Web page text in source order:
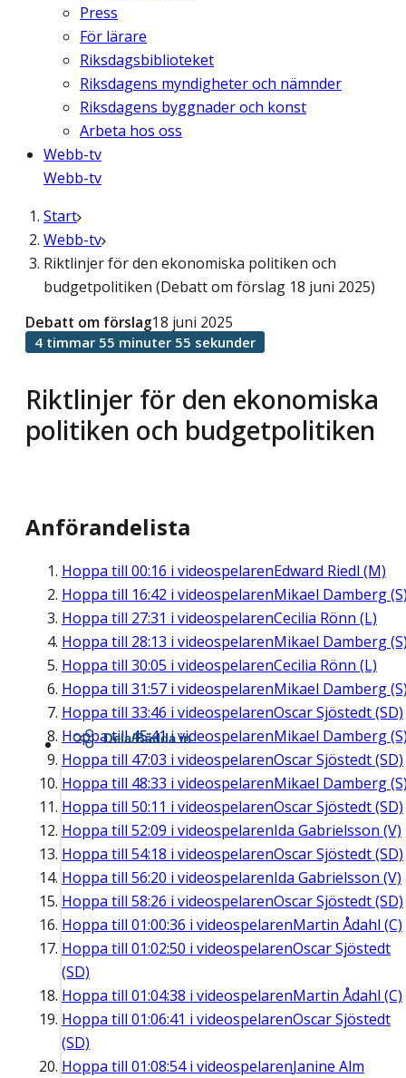
Press
För lärare
Riksdagsbiblioteket
Riksdagens myndigheter och nämnder
Riksdagens byggnader och konst
Arbeta hos oss
Webb-tv
Webb-tv
Start
Webb-tv
Riktlinjer för den ekonomiska politiken och
budgetpolitiken (Debatt om förslag 18 juni 2025)
Riktlinjer för den ekonomiska
politiken och budgetpolitiken
Debatt om förslag18 juni 2025
4 timmar 55 minuter 55 sekunder
Anförandelista
Hoppa till 00:16 i videospelarenEdward Riedl (M)
Hoppa till 16:42 i videospelarenMikael Damberg
Hoppa till 27:31 i videospelarenCecilia Rönn (L)
Hoppa till 28:13 i videospelarenMikael Damberg
Hoppa till 30:05 i videospelarenCecilia Rönn (L)
Hoppa till 31:57 i videospelarenMikael Damberg
Hoppa till 33:46 i videospelarenOscar Sjöstedt (SD)
Hoppa till45:41i videospelarenMikael Damberg
Hoppa till 47:03 i videospelarenOscar Sjöstedt (SD)
Hoppa till 48:33 i videospelarenMikael Damberg
Hoppa till 50:11 i videospelarenOscar Sjöstedt (SD)
Hoppa till 52:09 i videospelarenIda Gabrielsson (V)
Hoppa till 54:18 i videospelarenOscar Sjöstedt (SD)
Hoppa till 56:20 i videospelarenIda Gabrielsson (V)
Hoppa till 58:26 i videospelarenOscar Sjöstedt (SD)
Hoppa till 01:00:36 i videospelarenMartin Ådahl (C)
Hoppa till 01:02:50 i videospelarenOscar Sjöstedt
(SD)
Hoppa till 01:04:38 i videospelarenMartin Ådahl (C)
Hoppa till 01:06:41 i videospelarenOscar Sjöstedt
(SD)
Hoppa till 01:08:54i videospelarenJanine Alm
Dela/Bädda in